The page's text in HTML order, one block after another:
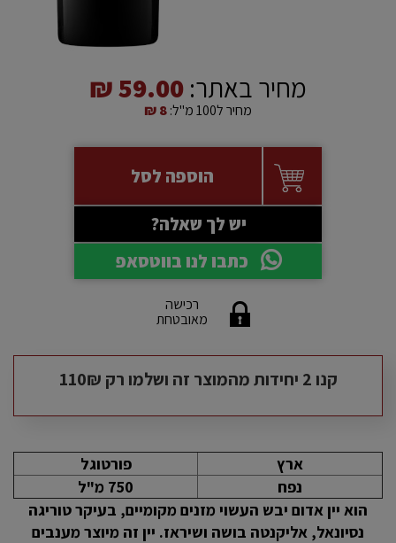
מחיר באתר: 59.00 ₪
מחיר ל100 מ"ל:
הוספה לסל
יש לך שאלה?
כתבו לנו בווטסאפ
רכישה
מאובטחת
קנו 2 יחידות מהמוצר זה ושלמו רק 110₪
ארץ
פורטוגל
נפח
750 מ"ל
הוא יין אדום יבש העשוי מזנים מקומיים, בעיקר טוריגה
נסיונאל, אליקנטה בושה ושיראז. יין זה מיוצר מענבים